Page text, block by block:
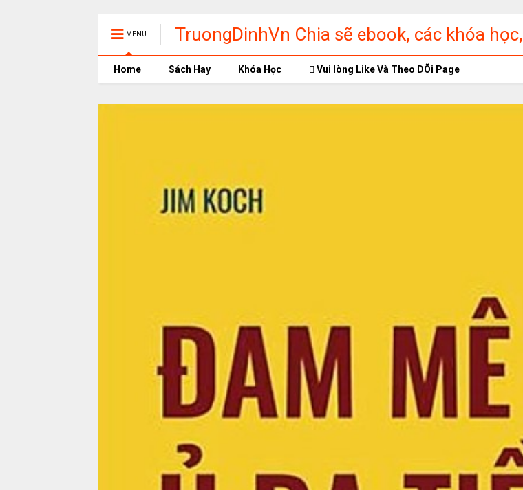
MENU
TruongDinhVn Chia sẽ ebook, các khóa học,
phần mềm học tập miễn phí
Home Sách Hay Khóa Học Vui lòng Like Và Theo DÕi Page